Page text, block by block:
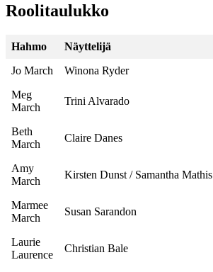
Roolitaulukko
Hahmo
Näyttelijä
Jo March
Winona Ryder
Meg
March
Trini Alvarado
Beth
March
Claire Danes
Amy
March
Kirsten Dunst / Samantha Mathis
Marmee
March
Susan Sarandon
Laurie
Laurence
Christian Bale